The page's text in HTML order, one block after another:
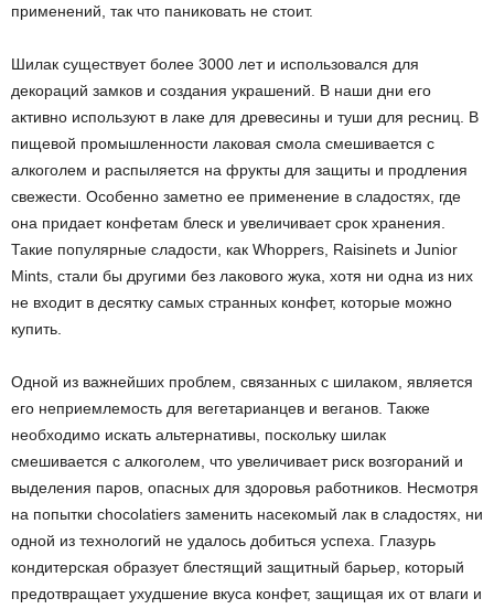
применений, так что паниковать не стоит.
Шилак существует более 3000 лет и использовался для
декораций замков и создания украшений. В наши дни его
активно используют в лаке для древесины и туши для ресниц. В
пищевой промышленности лаковая смола смешивается с
алкоголем и распыляется на фрукты для защиты и продления
свежести. Особенно заметно ее применение в сладостях, где
она придает конфетам блеск и увеличивает срок хранения.
Такие популярные сладости, как Whoppers, Raisinets и Junior
Mints, стали бы другими без лакового жука, хотя ни одна из них
не входит в десятку самых странных конфет, которые можно
купить.
Одной из важнейших проблем, связанных с шилаком, является
его неприемлемость для вегетарианцев и веганов. Также
необходимо искать альтернативы, поскольку шилак
смешивается с алкоголем, что увеличивает риск возгораний и
выделения паров, опасных для здоровья работников. Несмотря
на попытки chocolatiers заменить насекомый лак в сладостях, ни
одной из технологий не удалось добиться успеха. Глазурь
кондитерская образует блестящий защитный барьер, который
предотвращает ухудшение вкуса конфет, защищая их от влаги и